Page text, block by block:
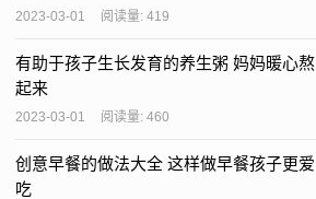
2023-03-01 阅读量: 419
有助于孩子生长发育的养生粥 妈妈暖心熬
起来
2023-03-01 阅读量: 460
创意早餐的做法大全 这样做早餐孩子更爱
吃